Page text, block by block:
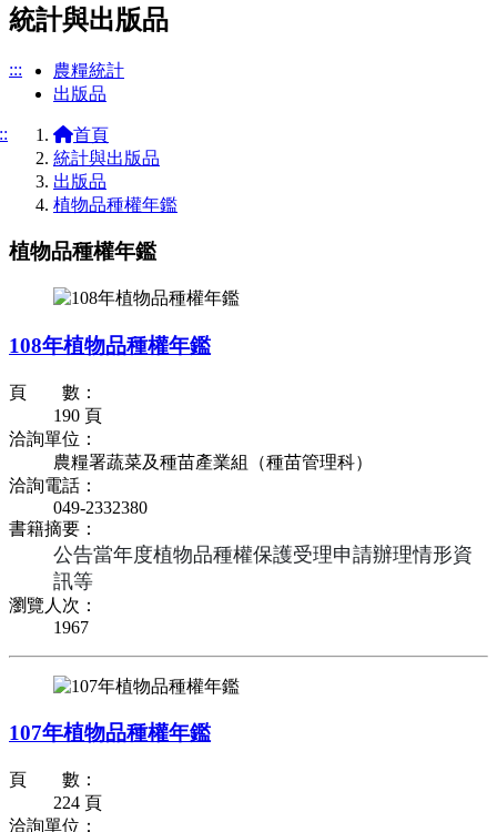
統計與出版品
:::
農糧統計
出版品
首頁
統計與出版品
出版品
植物品種權年鑑
植物品種權年鑑
108年植物品種權年鑑
頁 數：
190 頁
洽詢單位：
農糧署蔬菜及種苗產業組（種苗管理科）
洽詢電話：
049-2332380
書籍摘要：
公告當年度植物品種權保護受理申請辦理情形資
訊等
瀏覽人次：
1967
107年植物品種權年鑑
頁 數：
224 頁
洽詢單位：